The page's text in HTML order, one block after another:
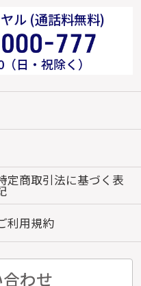
ル (通話料無料)
日・祝除く）
定商取引法に基づく表
利用規約
わせ